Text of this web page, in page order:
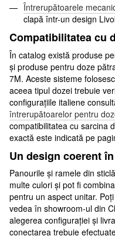
Întrerupătoarele
clapă într-un design
Compatibilitatea cu
În catalog există produse
și produse pentru doze
7M. Aceste sisteme
aceea tipul dozei trebuie
configurațiile italiene
întrerupătoarelor pentru
compatibilitatea cu sarcina
exactă este indicată pe
Un design coerent
Panourile și ramele din
multe culori și pot fi
pentru un aspect unitar.
vedea în showroom-ul din
alegerea configurației și
conectarea trebuie